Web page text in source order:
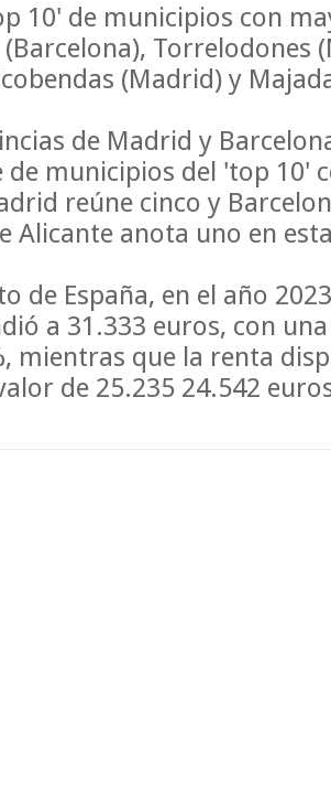
10' de municipios con
Torrelodones
(Madrid) y
de Madrid y
municipios del 'top 10'
reúne cinco y
Alicante anota uno en
de España, en el año
a 31.333 euros, con
mientras que la renta
de 25.235 24.542